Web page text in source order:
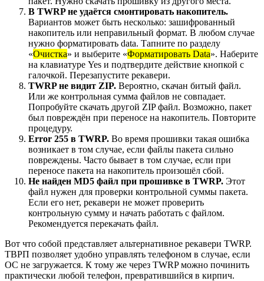
В TWRP не удаётся смонтировать накопитель.
Вариантов может быть несколько: зашифрованный
накопитель или неправильный формат. В любом случае
нужно форматировать data. Тапните по разделу
«Очистка» и выберите «Форматировать Data». Наберите
на клавиатуре Yes и подтвердите действие кнопкой с
галочкой. Перезапустите рекавери.
TWRP не видит ZIP. Вероятно, скачан битый файл.
Или же контрольная сумма файлов не совпадает.
Попробуйте скачать другой ZIP файл. Возможно, пакет
был повреждён при переносе на накопитель. Повторите
процедуру.
Error 255 в TWRP. Во время прошивки такая ошибка
возникает в том случае, если файлы пакета сильно
повреждены. Часто бывает в том случае, если при
переносе пакета на накопитель произошёл сбой.
Не найден MD5 файл при прошивке в TWRP. Этот
файл нужен для проверки контрольной суммы пакета.
Если его нет, рекавери не может проверить
контрольную сумму и начать работать с файлом.
Рекомендуется перекачать файл.
Вот что собой представляет альтернативное рекавери TWRP.
ТВРП позволяет удобно управлять телефоном в случае, если
ОС не загружается. К тому же через TWRP можно починить
практически любой телефон, превратившийся в кирпич.